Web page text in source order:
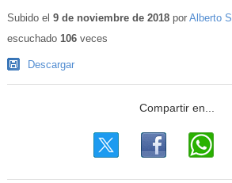
educativo
Subido el 9 de noviembre de 2018por Alberto S.
escuchado 106veces
Descargar